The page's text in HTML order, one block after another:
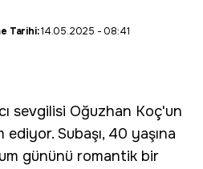
Tarihi:14.05.2025 - 08:41
sevgilisi Oğuzhan Koç'un
Subaşı, 40 yaşına
gününü romantik bir